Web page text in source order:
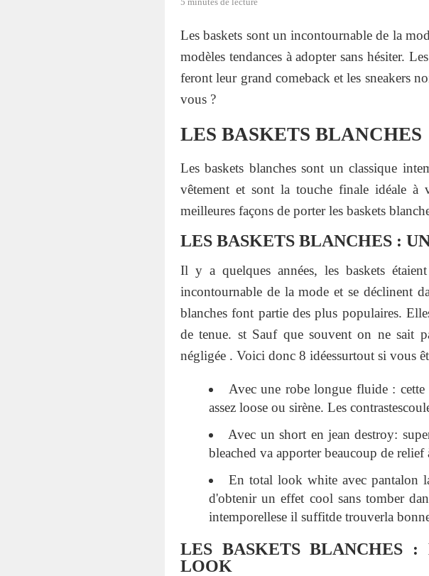
5 minutes de lecture
Les baskets sont un incontournable de la
modèles tendances à adopter sans hésiter.
feront leur grand comeback et les sneakers
vous ?
LES BASKETS BLANCHES
Les baskets blanches sont un classique
vêtement et sont la touche finale idéale
meilleures façons de porter les baskets
LES BASKETS BLANCHES :
Il y a quelques années, les baskets
incontournable de la mode et se déclinent
blanches font partie des plus populaires.
de tenue. st Sauf que souvent on ne sait
négligée . Voici donc 8 idéessurtout si vous
Avec une robe longue fluide :
assez loose ou sirène. Les
Avec un short en jean destroy:
bleached va apporter beaucoup de
En total look white avec pantalon
d'obtenir un effet cool sans tomber
intemporellese il suffitde trouverla
LES BASKETS BLANCHES
LOOK